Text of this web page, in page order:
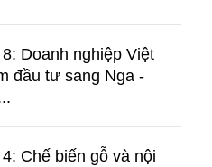
8: Doanh nghiệp Việt
đầu tư sang Nga -
Chế biến gỗ và nội